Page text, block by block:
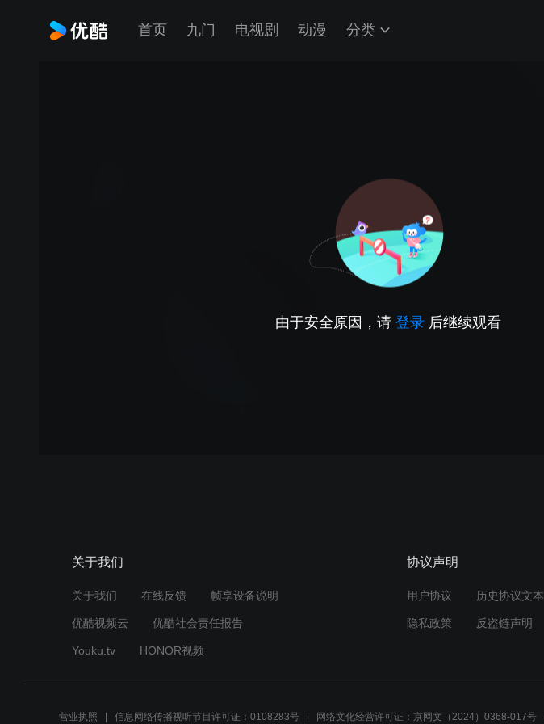
首页 九门 电视剧 动漫 分类
由于安全原因，请 登录 后继续观看
关于我们
关于我们 在线反馈 帧享设备说明
优酷视频云 优酷社会责任报告
Youku.tv HONOR视频
协议声明
用户协议 历史协议文本
隐私政策 反盗链声明
营业执照 信息网络传播视听节目许可证：0108283号 网络文化经营许可证：京网文（2024）0368-017号